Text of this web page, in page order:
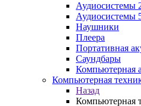
Аудиосистемы
Аудиосистемы
Наушники
Плеера
Портативная
Саундбары
Компьютерная
Компьютерная
Назад
Компьютерная